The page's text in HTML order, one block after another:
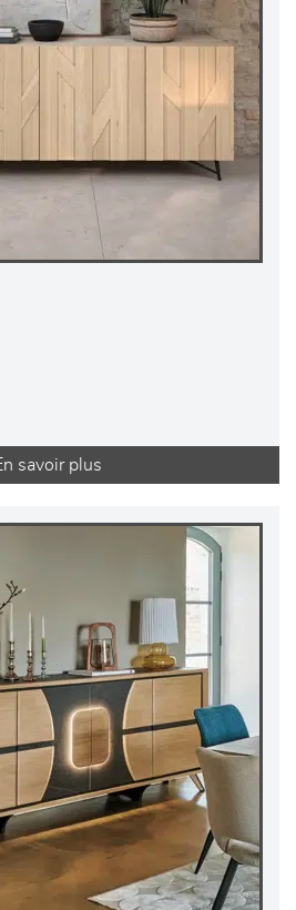
savoir plus